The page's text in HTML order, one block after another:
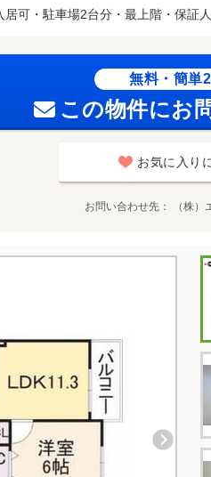
居可・駐車場2台分・最上階・保証
無料・簡単2
この物件にお
お気に入り
お問い合わせ先 （株